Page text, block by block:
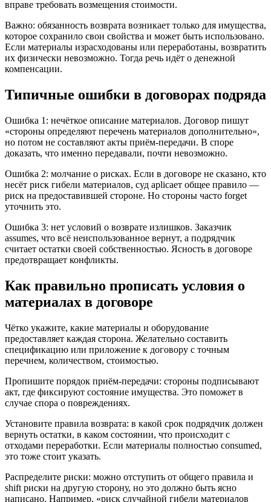
вправе требовать возмещения стоимости.
Важно: обязанность возврата возникает только для имущества,
которое сохранило свои свойства и может быть использовано.
Если материалы израсходованы или переработаны, возвратить
их физически невозможно. Тогда речь идёт о денежной
компенсации.
Типичные ошибки в договорах подряда
Ошибка 1: нечёткое описание материалов. Договор пишут
«стороны определяют перечень материалов дополнительно»,
но потом не составляют акты приём-передачи. В споре
доказать, что именно передавали, почти невозможно.
Ошибка 2: молчание о рисках. Если в договоре не сказано, кто
несёт риск гибели материалов, суд aplicaет общее правило —
риск на предоставившей стороне. Но стороны часто forget
уточнить это.
Ошибка 3: нет условий о возврате излишков. Заказчик
assumes, что всё неиспользованное вернут, а подрядчик
считает остатки своей собственностью. Ясность в договоре
предотвращает конфликты.
Как правильно прописать условия о
материалах в договоре
Чётко укажите, какие материалы и оборудование
предоставляет каждая сторона. Желательно составить
спецификацию или приложение к договору с точным
перечнем, количеством, стоимостью.
Пропишите порядок приём-передачи: стороны подписывают
акт, где фиксируют состояние имущества. Это поможет в
случае спора о повреждениях.
Установите правила возврата: в какой срок подрядчик должен
вернуть остатки, в каком состоянии, что происходит с
отходами переработки. Если материалы полностью consumed,
это тоже стоит указать.
Распределите риски: можно отступить от общего правила и
shift риски на другую сторону, но это должно быть ясно
написано. Например, «риск случайной гибели материалов